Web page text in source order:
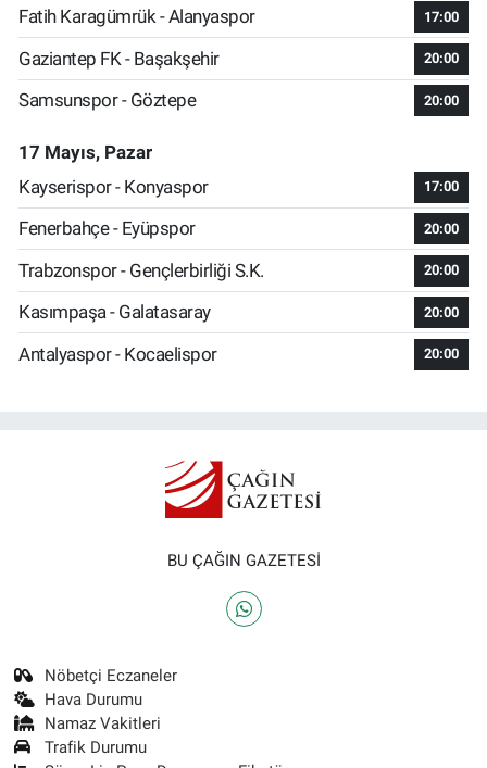
Fatih Karagümrük - Alanyaspor
17:00
Gaziantep FK - Başakşehir 20:00
Samsunspor - Göztepe 20:00
17 Mayıs, Pazar
Kayserispor - Konyaspor
17:00
Fenerbahçe - Eyüpspor 20:00
Trabzonspor - Gençlerbirliği S.K. 20:00
Kasımpaşa - Galatasaray 20:00
Antalyaspor - Kocaelispor 20:00
BU ÇAĞIN GAZETESİ
Nöbetçi Eczaneler
Hava Durumu
Namaz Vakitleri
Trafik Durumu